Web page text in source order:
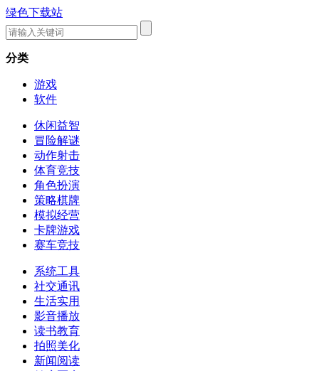
绿色下载站
分类
游戏
软件
休闲益智
冒险解谜
动作射击
体育竞技
角色扮演
策略棋牌
模拟经营
卡牌游戏
赛车竞技
系统工具
社交通讯
生活实用
影音播放
读书教育
拍照美化
新闻阅读